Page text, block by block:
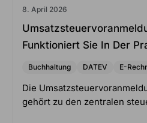
8. April 2026
Funktioniert Sie In Der
Buchhaltung DATEV E-
Die
gehört zu den zentralen